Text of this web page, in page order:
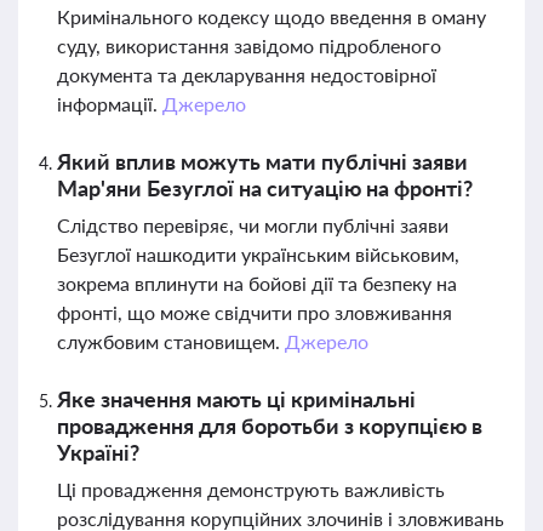
Кримінального кодексу щодо введення в оману
суду, використання завідомо підробленого
документа та декларування недостовірної
інформації. Джерело
Який вплив можуть мати публічні заяви
Мар'яни Безуглої на ситуацію на фронті?
Слідство перевіряє, чи могли публічні заяви
Безуглої нашкодити українським військовим,
зокрема вплинути на бойові дії та безпеку на
фронті, що може свідчити про зловживання
службовим становищем. Джерело
Яке значення мають ці кримінальні
провадження для боротьби з корупцією в
Україні?
Ці провадження демонструють важливість
розслідування корупційних злочинів і зловживань